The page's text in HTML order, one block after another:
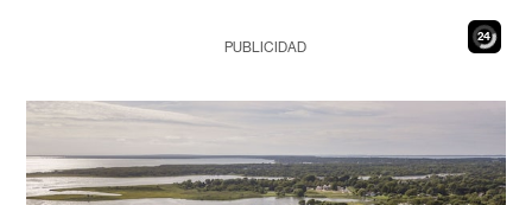
22
PUBLICIDAD